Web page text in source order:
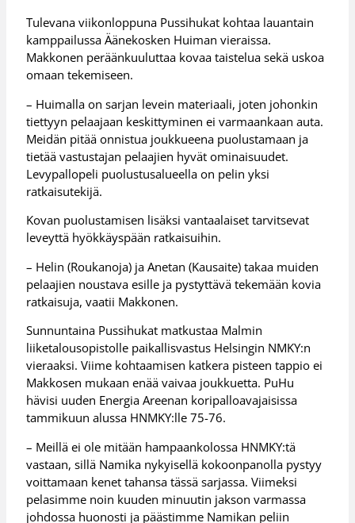
Tulevana viikonloppuna Pussihukat kohtaa lauantain
kamppailussa Äänekosken Huiman vieraissa.
Makkonen peräänkuuluttaa kovaa taistelua sekä uskoa
omaan tekemiseen.
– Huimalla on sarjan levein materiaali, joten johonkin
tiettyyn pelaajaan keskittyminen ei varmaankaan auta.
Meidän pitää onnistua joukkueena puolustamaan ja
tietää vastustajan pelaajien hyvät ominaisuudet.
Levypallopeli puolustusalueella on pelin yksi
ratkaisutekijä.
Kovan puolustamisen lisäksi vantaalaiset tarvitsevat
leveyttä hyökkäyspään ratkaisuihin.
– Helin (Roukanoja) ja Anetan (Kausaite) takaa muiden
pelaajien noustava esille ja pystyttävä tekemään kovia
ratkaisuja, vaatii Makkonen.
Sunnuntaina Pussihukat matkustaa Malmin
liiketalousopistolle paikallisvastus Helsingin NMKY:n
vieraaksi. Viime kohtaamisen katkera pisteen tappio ei
Makkosen mukaan enää vaivaa joukkuetta. PuHu
hävisi uuden Energia Areenan koripalloavajaisissa
tammikuun alussa HNMKY:lle 75-76.
– Meillä ei ole mitään hampaankolossa HNMKY:tä
vastaan, sillä Namika nykyisellä kokoonpanolla pystyy
voittamaan kenet tahansa tässä sarjassa. Viimeksi
pelasimme noin kuuden minuutin jakson varmassa
johdossa huonosti ja päästimme Namikan peliin